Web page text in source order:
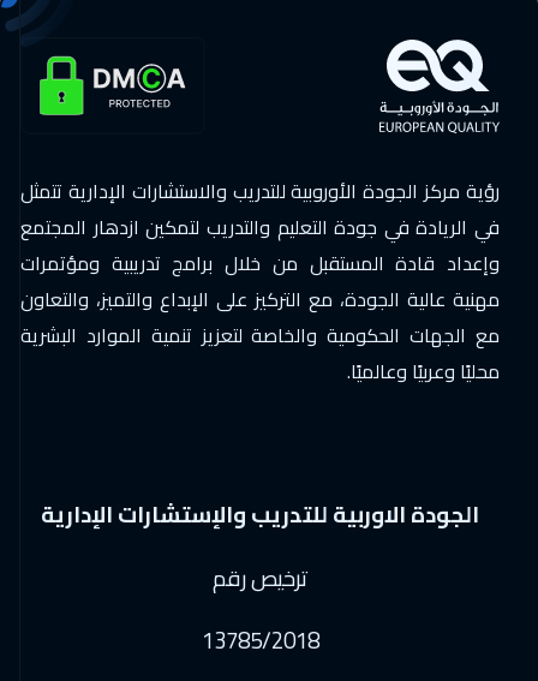
رؤية مركز الجودة الأوروبية للتدريب والاستشارات الإدارية تتمثل
في الريادة في جودة التعليم والتدريب لتمكين ازدهار المجتمع
وإعداد قادة المستقبل من خلال برامج تدريبية ومؤتمرات
مهنية عالية الجودة، مع التركيز على الإبداع والتميز، والتعاون
مع الجهات الحكومية والخاصة لتعزيز تنمية الموارد البشرية
محليًا وعربيًا وعالميًا.
الجودة الاوربية للتدريب والإستشارات الإدارية
ترخيص رقم
13785/2018